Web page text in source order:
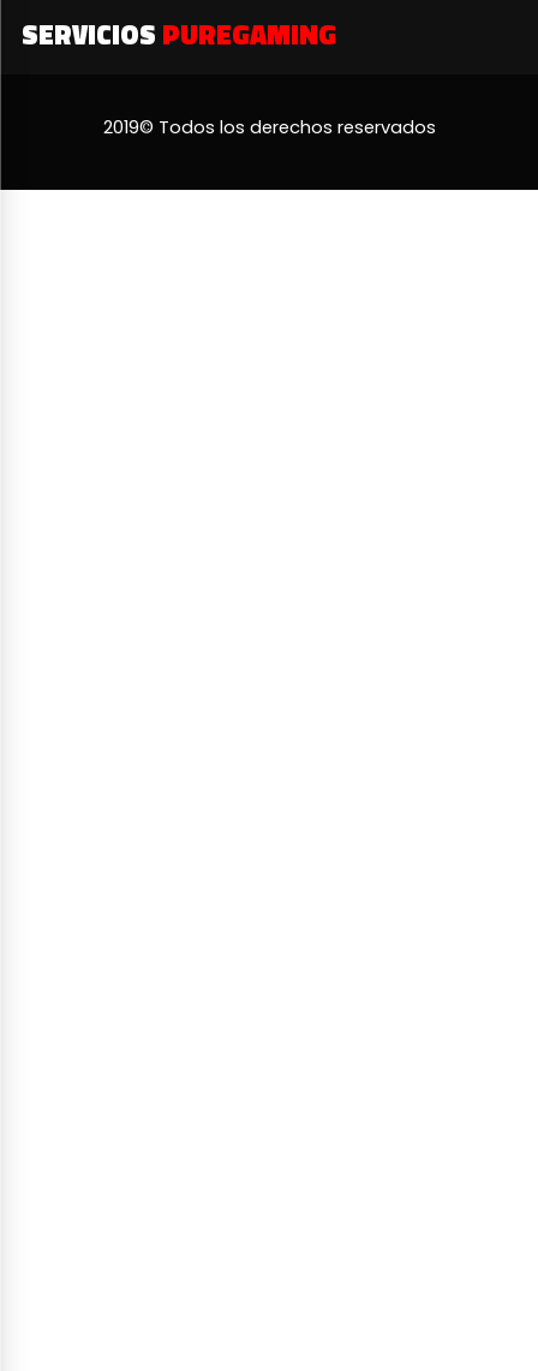
SERVICIOS PUREGAMING
2019© Todos los derechos reservados